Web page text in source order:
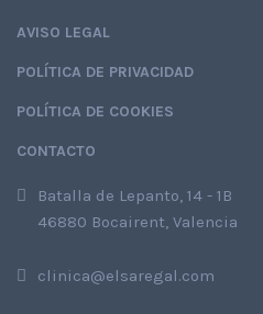
AVISO LEGAL
POLÍTICA DE PRIVACIDAD
POLÍTICA DE COOKIES
CONTACTO
Batalla de Lepanto, 14 - 1B
46880 Bocairent, Valencia
clinica@elsaregal.com